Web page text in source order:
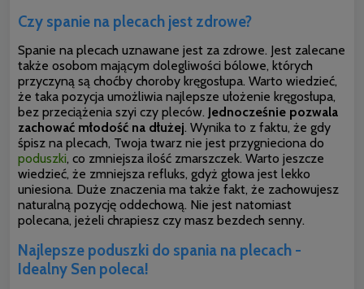
Czy spanie na plecach jest zdrowe?
Spanie na plecach uznawane jest za zdrowe. Jest zalecane
także osobom mającym dolegliwości bólowe, których
przyczyną są choćby choroby kręgosłupa. Warto wiedzieć,
że taka pozycja umożliwia najlepsze ułożenie kręgosłupa,
bez przeciążenia szyi czy pleców. Jednocześnie pozwala
zachować młodość na dłużej. Wynika to z faktu, że gdy
śpisz na plecach, Twoja twarz nie jest przygnieciona do
poduszki, co zmniejsza ilość zmarszczek. Warto jeszcze
wiedzieć, że zmniejsza refluks, gdyż głowa jest lekko
uniesiona. Duże znaczenia ma także fakt, że zachowujesz
naturalną pozycję oddechową. Nie jest natomiast
polecana, jeżeli chrapiesz czy masz bezdech senny.
Najlepsze poduszki do spania na plecach -
Idealny Sen poleca!